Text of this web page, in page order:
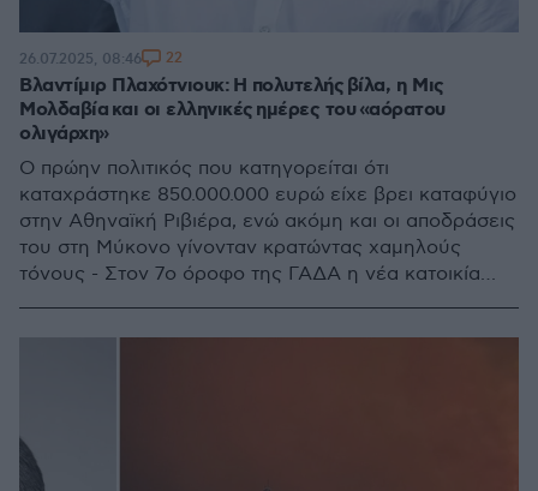
Βλαντίμιρ Πλαχότνιουκ: Η πολυτελής βίλα, η Μις
Μολδαβία και οι ελληνικές ημέρες του «αόρατου
ολιγάρχη»
Ο πρώην πολιτικός που κατηγορείται ότι
καταχράστηκε 850.000.000 ευρώ είχε βρει καταφύγιο
στην Αθηναϊκή Ριβιέρα, ενώ ακόμη και οι αποδράσεις
του στη Μύκονο γίνονταν κρατώντας χαμηλούς
τόνους - Στον 7ο όροφο της ΓΑΔΑ η νέα κατοικία
26.07.2025, 08:46 22